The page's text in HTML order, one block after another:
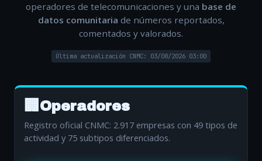
operadores de telecomunicaciones y una base de
datos comunitaria de números reportados,
comentados y valorados.
Última actualización CNMC: 03/08/2026 03:00
🏢 Operadores
Registro oficial CNMC: 2.917 empresas con 49 tipos de
actividad y 75 subtipos diferenciados.